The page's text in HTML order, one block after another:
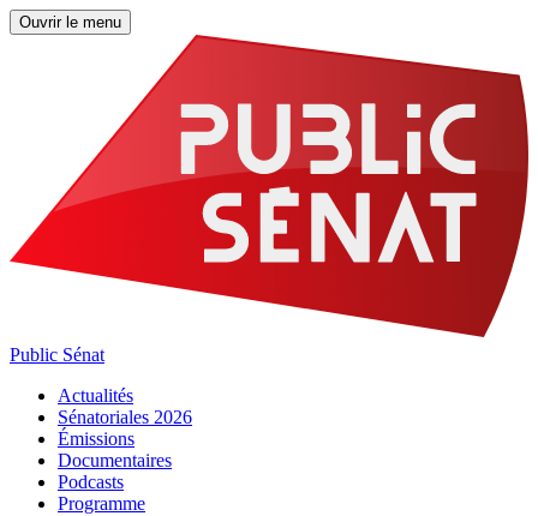
Ouvrir le menu
Public Sénat
Actualités
Sénatoriales 2026
Émissions
Documentaires
Podcasts
Programme